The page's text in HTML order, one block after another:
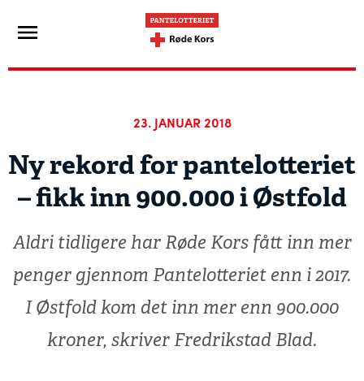
23. JANUAR 2018
Ny rekord for pantelotteriet
– fikk inn 900.000 i Østfold
Aldri tidligere har Røde Kors fått inn mer
penger gjennom Pantelotteriet enn i 2017.
I Østfold kom det inn mer enn 900.000
kroner, skriver Fredrikstad Blad.